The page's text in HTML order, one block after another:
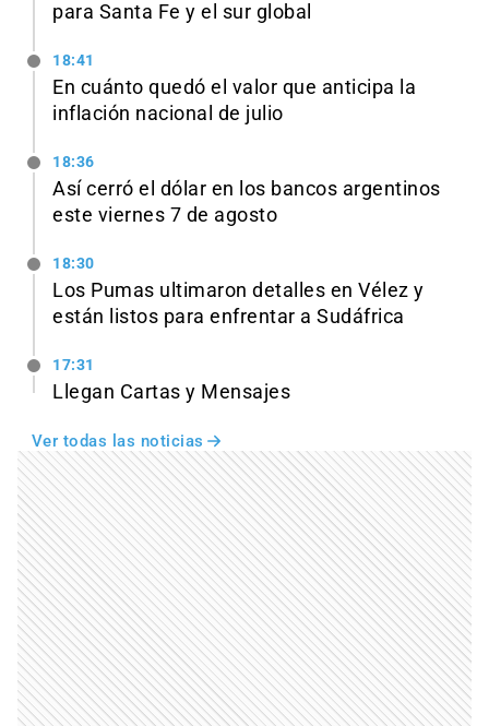
para Santa Fe y el sur global
18:41
En cuánto quedó el valor que anticipa la
inflación nacional de julio
18:36
Así cerró el dólar en los bancos argentinos
este viernes 7 de agosto
18:30
Los Pumas ultimaron detalles en Vélez y
están listos para enfrentar a Sudáfrica
17:31
Llegan Cartas y Mensajes
Ver todas las noticias